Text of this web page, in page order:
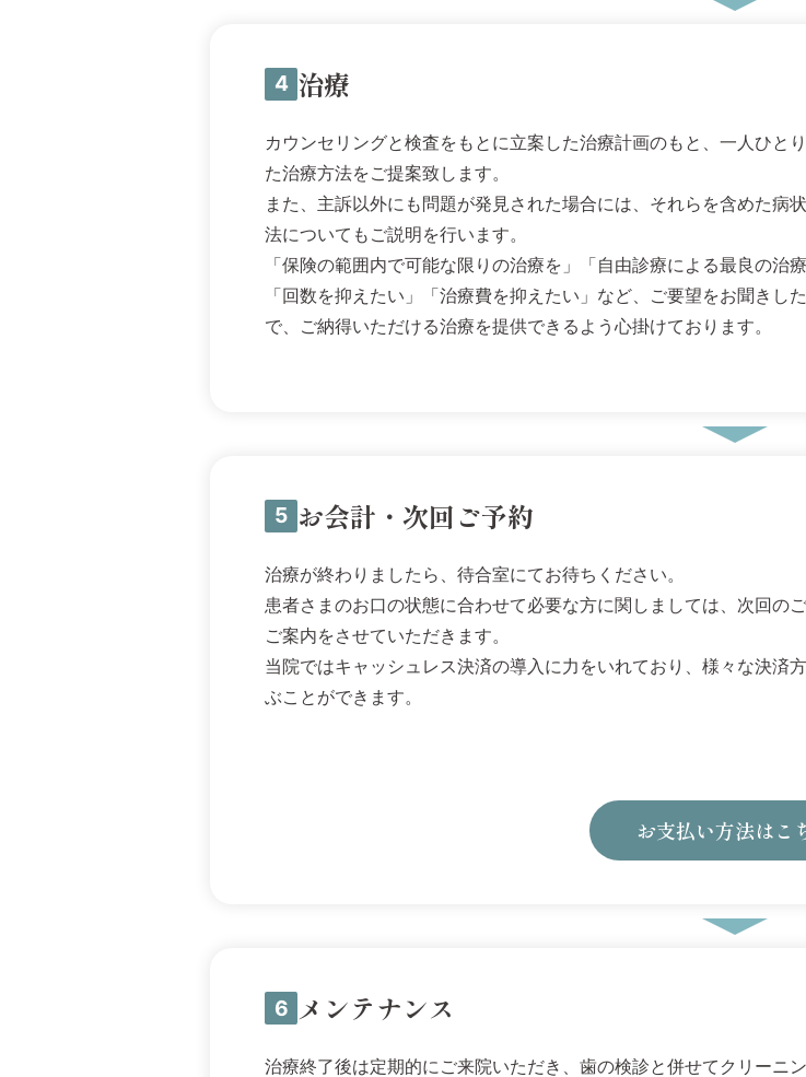
4 治療
カウンセリングと検査をもとに立案した治療計画のもと、一人ひと
た治療方法をご提案致します。
また、主訴以外にも問題が発見された場合には、それらを含めた病
法についてもご説明を行います。
「保険の範囲内で可能な限りの治療を」「自由診療による最良の治療
「回数を抑えたい」「治療費を抑えたい」など、ご要望をお聞きし
で、ご納得いただける治療を提供できるよう心掛けております。
5 お会計・次回ご予約
治療が終わりましたら、待合室にてお待ちください。
患者さまのお口の状態に合わせて必要な方に関しましては、次回の
ご案内をさせていただきます。
当院ではキャッシュレス決済の導入に力をいれており、様々な決済
ぶことができます。
お支払い方法はこ
6 メンテナンス
治療終了後は定期的にご来院いただき、歯の検診と併せてクリーニ